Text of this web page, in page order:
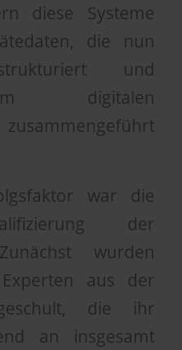
diese Systeme
die nun
und
digitalen
war die
der
wurden
aus der
die ihr
an insgesamt